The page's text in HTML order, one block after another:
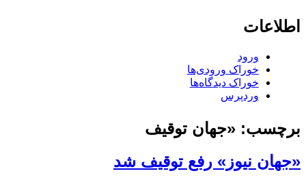
اطلاعات
ورود
خوراک ورودی‌ها
خوراک دیدگاه‌ها
وردپرس
برچسب: «جهان توقیف
«جهان نیوز» رفع توقیف شد